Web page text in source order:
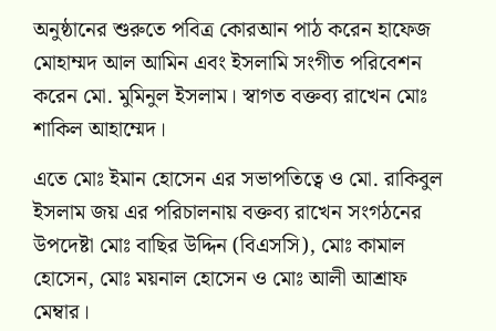
অনুষ্ঠানের শুরুতে পবিত্র কোরআন পাঠ করেন হাফেজ
মোহাম্মদ আল আমিন এবং ইসলামি সংগীত পরিবেশন
করেন মো. মুমিনুল ইসলাম। স্বাগত বক্তব্য রাখেন মোঃ
শাকিল আহাম্মেদ।
এতে মোঃ ইমান হোসেন এর সভাপতিত্বে ও মো. রাকিবুল
ইসলাম জয় এর পরিচালনায় বক্তব্য রাখেন সংগঠনের
উপদেষ্টা মোঃ বাছির উদ্দিন (বিএসসি), মোঃ কামাল
হোসেন, মোঃ ময়নাল হোসেন ও মোঃ আলী আশ্রাফ
মেম্বার।